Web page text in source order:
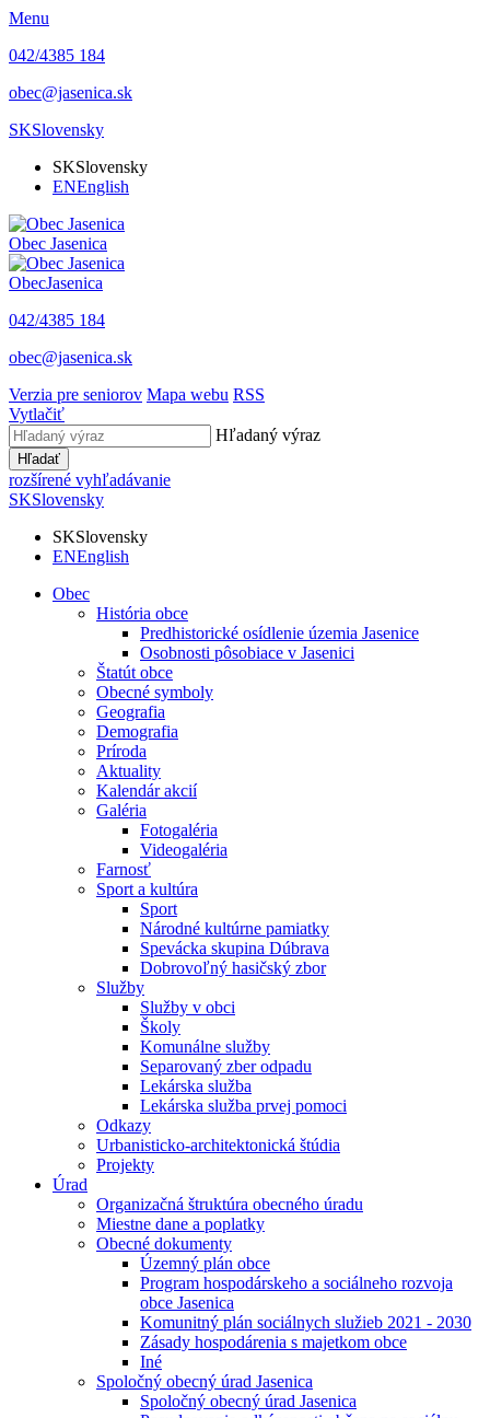
Menu
042/4385 184
obec@jasenica.sk
SKSlovensky
SKSlovensky
ENEnglish
Obec Jasenica
ObecJasenica
042/4385 184
obec@jasenica.sk
Verzia pre seniorov Mapa webu RSS
Vytlačiť
Hľadaný výraz
Hľadať
rozšírené vyhľadávanie
SKSlovensky
SKSlovensky
ENEnglish
Obec
História obce
Predhistorické osídlenie územia Jasenice
Osobnosti pôsobiace v Jasenici
Štatút obce
Obecné symboly
Geografia
Demografia
Príroda
Aktuality
Kalendár akcií
Galéria
Fotogaléria
Videogaléria
Farnosť
Sport a kultúra
Sport
Národné kultúrne pamiatky
Spevácka skupina Dúbrava
Dobrovoľný hasičský zbor
Služby
Služby v obci
Školy
Komunálne služby
Separovaný zber odpadu
Lekárska služba
Lekárska služba prvej pomoci
Odkazy
Urbanisticko-architektonická štúdia
Projekty
Úrad
Organizačná štruktúra obecného úradu
Miestne dane a poplatky
Obecné dokumenty
Územný plán obce
Program hospodárskeho a sociálneho rozvoja
obce Jasenica
Komunitný plán sociálnych služieb 2021 - 2030
Zásady hospodárenia s majetkom obce
Iné
Spoločný obecný úrad Jasenica
Spoločný obecný úrad Jasenica